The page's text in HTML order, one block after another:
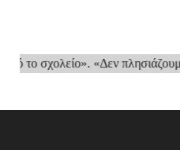
το σχολείο». «Δεν